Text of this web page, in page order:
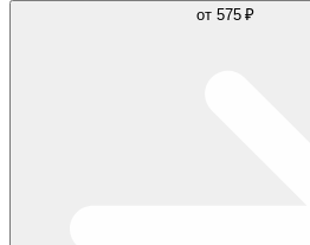
от 575 ₽